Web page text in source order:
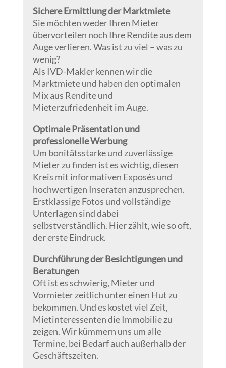
Sichere Ermittlung der Marktmiete
Sie möchten weder Ihren Mieter
übervorteilen noch Ihre Rendite aus dem
Auge verlieren. Was ist zu viel – was zu
wenig?
Als IVD-Makler kennen wir die
Marktmiete und haben den optimalen
Mix aus Rendite und
Mieterzufriedenheit im Auge.
Optimale Präsentation und
professionelle Werbung
Um bonitätsstarke und zuverlässige
Mieter zu finden ist es wichtig, diesen
Kreis mit informativen Exposés und
hochwertigen Inseraten anzusprechen.
Erstklassige Fotos und vollständige
Unterlagen sind dabei
selbstverständlich. Hier zählt, wie so oft,
der erste Eindruck.
Durchführung der Besichtigungen und
Beratungen
Oft ist es schwierig, Mieter und
Vormieter zeitlich unter einen Hut zu
bekommen. Und es kostet viel Zeit,
Mietinteressenten die Immobilie zu
zeigen. Wir kümmern uns um alle
Termine, bei Bedarf auch außerhalb der
Geschäftszeiten.